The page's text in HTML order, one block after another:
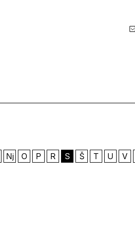
Nj O P R S Š T U V